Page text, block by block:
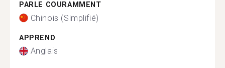
PARLE COURAMMENT
Chinois (Simplifié)
APPREND
Anglais